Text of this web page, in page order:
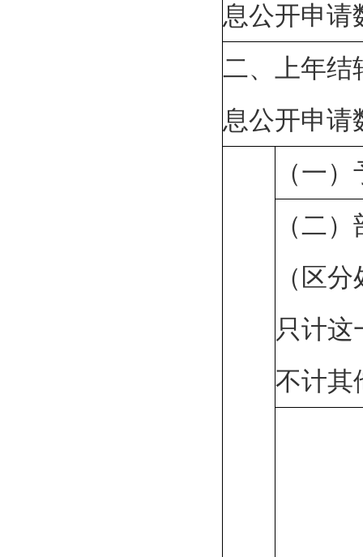
息公开申请
二、上年结
息公开申请
（一
（二
（区
只计这
不计其